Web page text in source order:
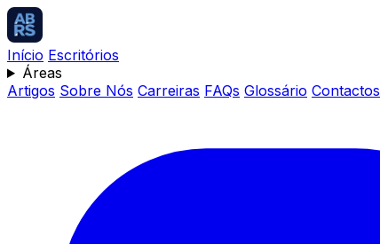
Início Escritórios
Áreas
Artigos Sobre Nós Carreiras FAQs Glossário Contactos